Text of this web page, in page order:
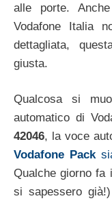
alle porte.
Vodafone Italia
dettagliata,
giusta.
Qualcosa si
automatico di
42046, la voce
Vodafone Pack
Qualche giorno fa
si sapessero